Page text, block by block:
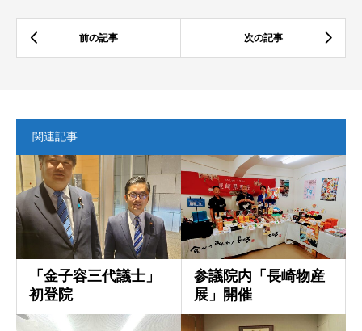
関連記事
「金子容三代議士」
初登院
参議院内「長崎物産
展」開催